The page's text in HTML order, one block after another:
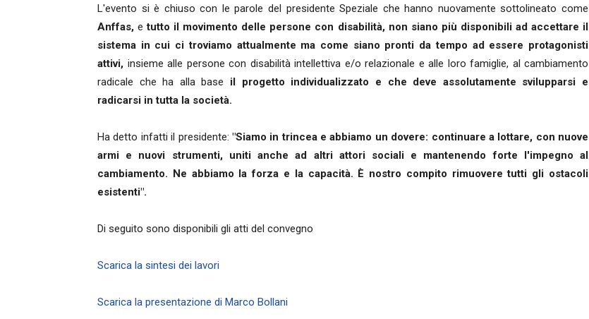
L'evento si è chiuso con le parole del presidente Speziale che hanno nuovamente sottolineato come
Anffas, e tutto il movimento delle persone con disabilità, non siano più disponibili ad accettare il
sistema in cui ci troviamo attualmente ma come siano pronti da tempo ad essere protagonisti
attivi, insieme alle persone con disabilità intellettiva e/o relazionale e alle loro famiglie, al cambiamento
radicale che ha alla base il progetto individualizzato e che deve assolutamente svilupparsi e
radicarsi in tutta la società.
Ha detto infatti il presidente: "Siamo in trincea e abbiamo un dovere: continuare a lottare, con nuove
armi e nuovi strumenti, uniti anche ad altri attori sociali e mantenendo forte l'impegno al
cambiamento. Ne abbiamo la forza e la capacità. È nostro compito rimuovere tutti gli ostacoli
esistenti".
Di seguito sono disponibili gli atti del convegno
Scarica la sintesi dei lavori
Scarica la presentazione di Marco Bollani